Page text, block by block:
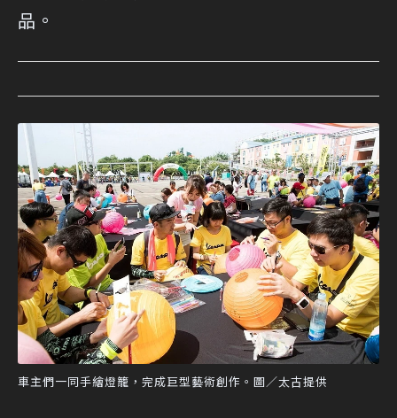
品。
車主們一同手繪燈籠，完成巨型藝術創作。圖／太古提供